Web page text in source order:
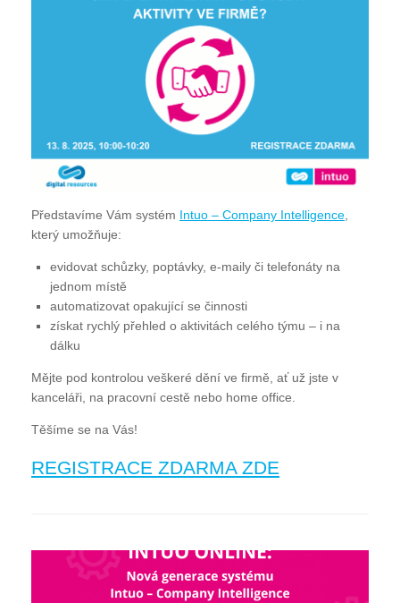
Představíme Vám systém Intuo – Company Intelligence,
který umožňuje:
evidovat schůzky, poptávky, e-maily či telefonáty na
jednom místě
automatizovat opakující se činnosti
získat rychlý přehled o aktivitách celého týmu – i na
dálku
Mějte pod kontrolou veškeré dění ve firmě, ať už jste v
kanceláři, na pracovní cestě nebo home office.
Těšíme se na Vás!
REGISTRACE ZDARMA ZDE